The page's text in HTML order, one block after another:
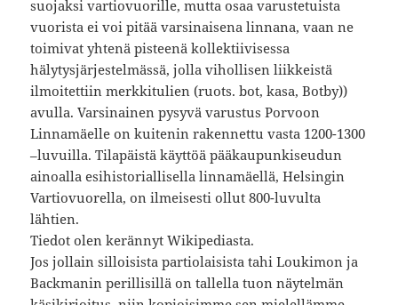
suojaksi vartiovuorille, mutta osaa varustetuista
vuorista ei voi pitää varsinaisena linnana, vaan ne
toimivat yhtenä pisteenä kollektiivisessa
hälytysjärjestelmässä, jolla vihollisen liikkeistä
ilmoitettiin merkkitulien (ruots. bot, kasa, Botby))
avulla. Varsinainen pysyvä varustus Porvoon
Linnamäelle on kuitenin rakennettu vasta 1200-1300
–luvuilla. Tilapäistä käyttöä pääkaupunkiseudun
ainoalla esihistoriallisella linnamäellä, Helsingin
Vartiovuorella, on ilmeisesti ollut 800-luvulta
lähtien.
Tiedot olen kerännyt Wikipediasta.
Jos jollain silloisista partiolaisista tahi Loukimon ja
Backmanin perillisillä on tallella tuon näytelmän